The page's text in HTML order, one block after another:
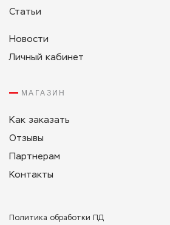
Статьи
Новости
Личный кабинет
МАГАЗИН
Как заказать
Отзывы
Партнерам
Контакты
Политикa обработки ПД